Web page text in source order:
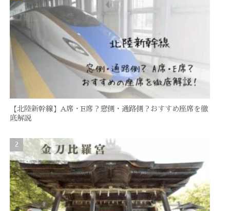
【北陸新幹線】A席・E席？窓側・通路側？おすすめ座席を徹
底解説